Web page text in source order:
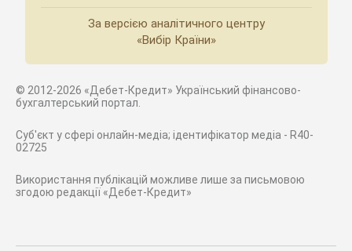
За версією аналітичного центру
«Вибір Країни»
© 2012-2026 «Дебет-Кредит» Український фінансово-
бухгалтерський портал.
Суб'єкт у сфері онлайн-медіа; ідентифікатор медіа - R40-
02725
Використання публікацій можливе лише за письмовою
згодою редакції «Дебет-Кредит»